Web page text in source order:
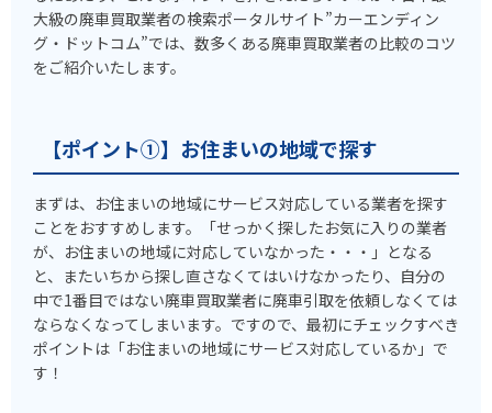
大級の廃車買取業者の検索ポータルサイト”カーエンディン
グ・ドットコム”では、数多くある廃車買取業者の比較のコツ
をご紹介いたします。
【ポイント①】お住まいの地域で探す
まずは、お住まいの地域にサービス対応している業者を探す
ことをおすすめします。「せっかく探したお気に入りの業者
が、お住まいの地域に対応していなかった・・・」となる
と、またいちから探し直さなくてはいけなかったり、自分の
中で1番目ではない廃車買取業者に廃車引取を依頼しなくては
ならなくなってしまいます。ですので、最初にチェックすべき
ポイントは「お住まいの地域にサービス対応しているか」で
す！